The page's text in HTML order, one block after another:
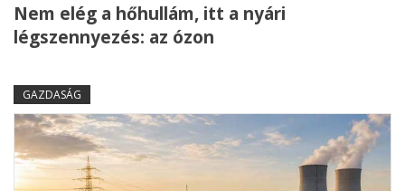
Nem elég a hőhullám, itt a nyári
légszennyezés: az ózon
GAZDASÁG